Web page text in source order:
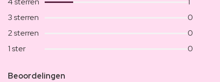
3 sterren
0
2 sterren
0
1 ster
0
Beoordelingen